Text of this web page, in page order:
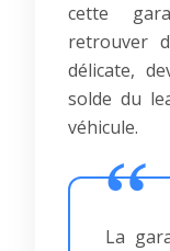
cette
retrouver
délicate,
solde du
véhicule.
La